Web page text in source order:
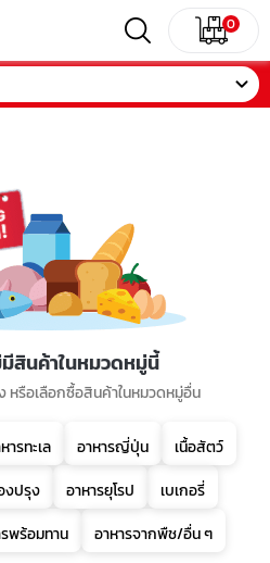
0
สินค้าในหมวดหมู่นี้
หรือเลือกซื้อสินค้าในหมวดหมู่อื่น
ารทะเล อาหารญี่ปุ่น
เนื้อสัตว์
งปรุง อาหารยุโรป
เบเกอรี่
พร้อมทาน อาหารจากพืช/อื่น ๆ